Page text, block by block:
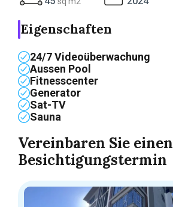
Eigenschaften
24/7 Videoüberwachung
Aussen Pool
Fitnesscenter
Generator
Sat-TV
Sauna
Vereinbaren Sie einen
Besichtigungstermin